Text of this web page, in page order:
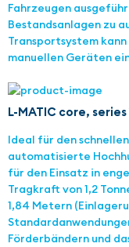
Fahrzeugen
Bestandsanlagen zu
Transportsystem
manuellen Geräten
L-MATIC core, series
Ideal für den
automatisierte
für den Einsatz in
Tragkraft von 1,2
1,84 Metern
Förderbändern und